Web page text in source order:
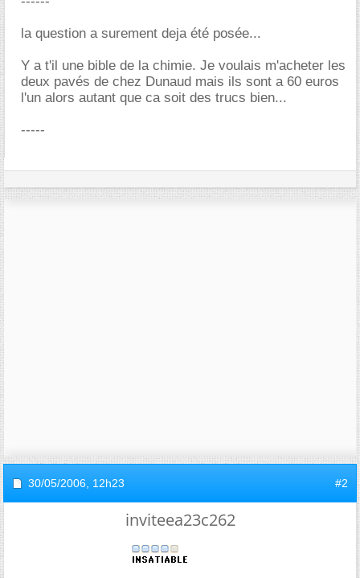
la question a surement deja été posée...
Y a t'il une bible de la chimie. Je voulais m'acheter les
deux pavés de chez Dunaud mais ils sont a 60 euros
l'un alors autant que ca soit des trucs bien...
-----
30/05/2006, 12h23 #2
inviteea23c262